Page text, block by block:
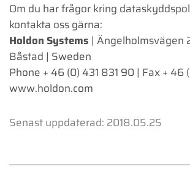
Om du har frågor kring
kontakta oss gärna:
Holdon Systems | Ängelholmsvägen
Båstad | Sweden
Phone + 46 (0) 431 831 90 | Fax + 46
www.holdon.com
Senast uppdaterad: 2018.05.25